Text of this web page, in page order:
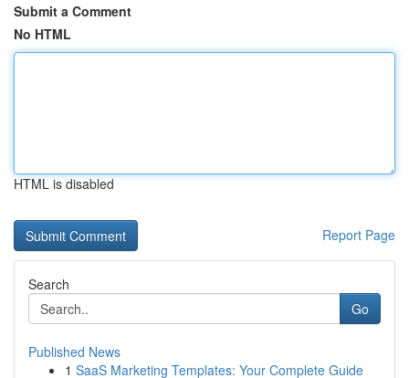
Submit a Comment
No HTML
HTML is disabled
Report Page
Search
Go
Published News
1 SaaS Marketing Templates: Your Complete Guide